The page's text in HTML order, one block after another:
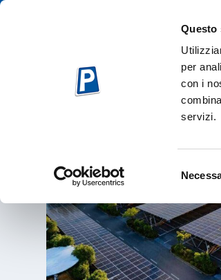
Questo
per
con i
servizi.
TAG:ENERGIA